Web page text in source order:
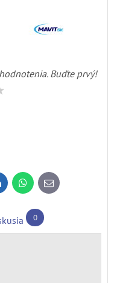
Buďte prvý!
WhatsApp
E-
mail
0